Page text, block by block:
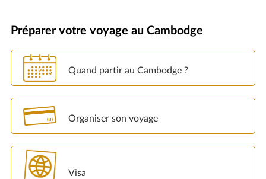
Préparer votre voyage au Cambodge
Quand partir au Cambodge ?
Organiser son voyage
Visa